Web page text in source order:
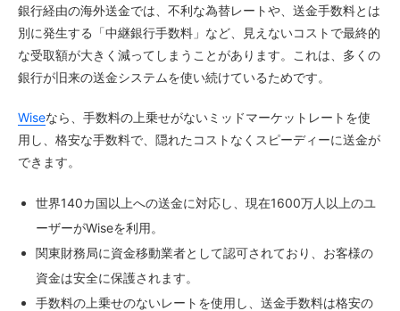
銀行経由の海外送金では、不利な為替レートや、送金手数料とは
別に発生する「中継銀行手数料」など、見えないコストで最終的
な受取額が大きく減ってしまうことがあります。これは、多くの
銀行が旧来の送金システムを使い続けているためです。
Wiseなら、手数料の上乗せがないミッドマーケットレートを使
用し、格安な手数料で、隠れたコストなくスピーディーに送金が
できます。
世界140カ国以上への送金に対応し、現在1600万人以上のユ
ーザーがWiseを利用。
関東財務局に資金移動業者として認可されており、お客様の
資金は安全に保護されます。
手数料の上乗せのないレートを使用し、送金手数料は格安の